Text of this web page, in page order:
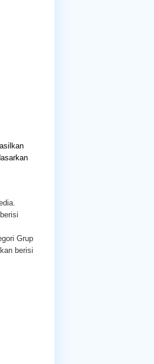
Grup
berisi